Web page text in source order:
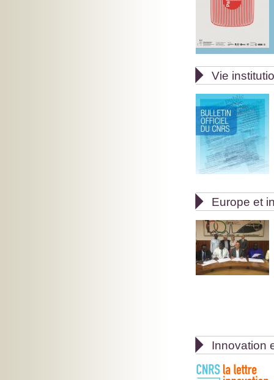
 Vie
 Europe et
 Innovation